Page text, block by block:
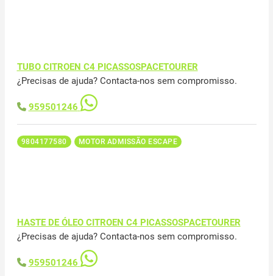
TUBO CITROEN C4 PICASSOSPACETOURER
¿Precisas de ajuda? Contacta-nos sem compromisso.
959501246
9804177580 MOTOR ADMISSÃO ESCAPE
HASTE DE ÓLEO CITROEN C4 PICASSOSPACETOURER
¿Precisas de ajuda? Contacta-nos sem compromisso.
959501246